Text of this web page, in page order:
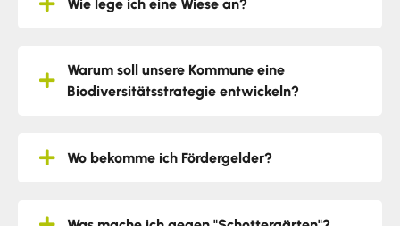
Wie lege ich eine Wiese an?
Warum soll unsere Kommune eine
Biodiversitätsstrategie entwickeln?
Wo bekomme ich Fördergelder?